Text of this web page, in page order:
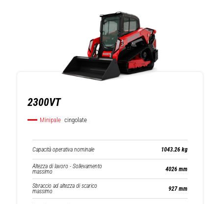
2300VT
Minipale cingolate
Capacità operativa nominale 1043.26 kg
Altezza di lavoro - Sollevamento
massimo 4026 mm
Sbraccio ad altezza di scarico
massimo 927 mm